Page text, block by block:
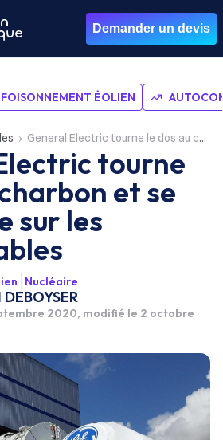
Demander un devis
FOISONNEMENT ÉOLIEN
General Electric tourne le dos au charbon et se concentre sur les renouvelables
tourne
et se
sur les
Nucléaire
2020, modifié le 2 octobre